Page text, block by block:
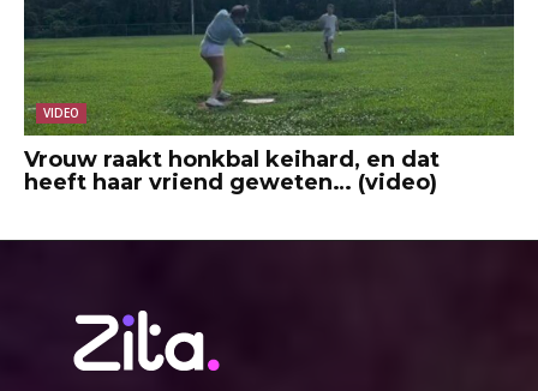
VIDEO
Vrouw raakt honkbal keihard, en dat
heeft haar vriend geweten… (video)